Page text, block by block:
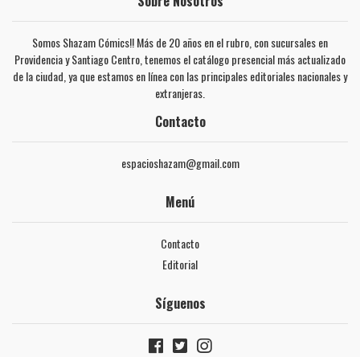
Somos Shazam Cómics!! Más de 20 años en el rubro, con sucursales en
Providencia y Santiago Centro, tenemos el catálogo presencial más actualizado
de la ciudad, ya que estamos en línea con las principales editoriales nacionales y
extranjeras.
Contacto
espacioshazam@gmail.com
Menú
Contacto
Editorial
Síguenos